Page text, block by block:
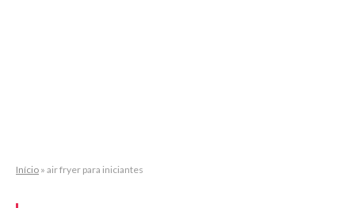
Início » air fryer para iniciantes